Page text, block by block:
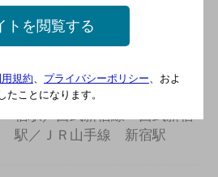
愛酒家 ぼるが
[焼き鳥]
口駅／小田急小田原線 新宿
駅／東京メトロ丸ノ内線 新
宿駅／西武新宿線 西武新宿
駅／ＪＲ山手線 新宿駅
トを閲覧する
規約 プライバシーポリシー 、およ
たことになります。